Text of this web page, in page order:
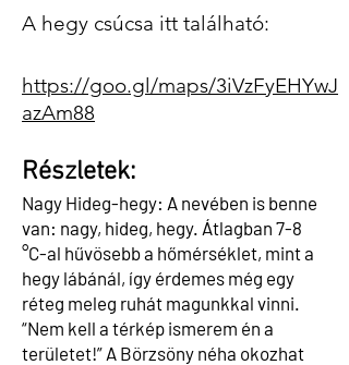
A hegy csúcsa itt található:
https://goo.gl/maps/3iVzFyEHYwJ
azAm88
Részletek:
Nagy Hideg-hegy: A nevében is benne
van: nagy, hideg, hegy. Átlagban 7-8
°C-al hűvösebb a hőmérséklet, mint a
hegy lábánál, így érdemes még egy
réteg meleg ruhát magunkkal vinni.
“Nem kell a térkép ismerem én a
területet!” A Börzsöny néha okozhat